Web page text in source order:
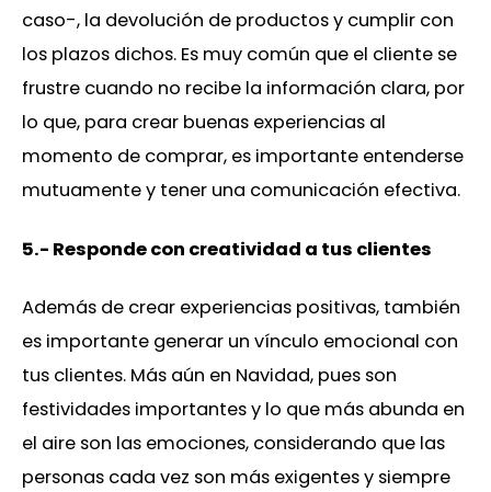
caso-, la devolución de productos y cumplir con
los plazos dichos. Es muy común que el cliente se
frustre cuando no recibe la información clara, por
lo que, para crear buenas experiencias al
momento de comprar, es importante entenderse
mutuamente y tener una comunicación efectiva.
5.- Responde con creatividad a tus clientes
Además de crear experiencias positivas, también
es importante generar un vínculo emocional con
tus clientes. Más aún en Navidad, pues son
festividades importantes y lo que más abunda en
el aire son las emociones, considerando que las
personas cada vez son más exigentes y siempre